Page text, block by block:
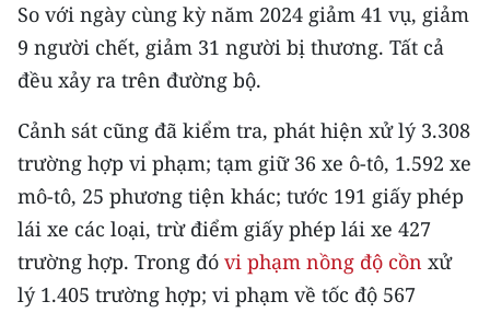
RADIO
E-Magazine
Video
Media Chính trị
Media Kinh tế
So với ngày cùng kỳ năm 2024 giảm 41 vụ, giảm
9 người chết, giảm 31 người bị thương. Tất cả
đều xảy ra trên đường bộ.
Cảnh sát cũng đã kiểm tra, phát hiện xử lý 3.308
trường hợp vi phạm; tạm giữ 36 xe ô-tô, 1.592 xe
mô-tô, 25 phương tiện khác; tước 191 giấy phép
lái xe các loại, trừ điểm giấy phép lái xe 427
trường hợp. Trong đó vi phạm nồng độ cồn xử
lý 1.405 trường hợp; vi phạm về tốc độ 567